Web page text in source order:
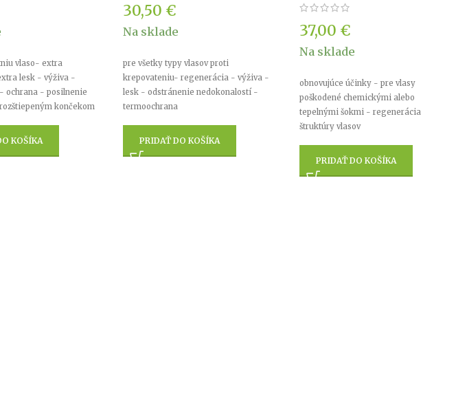
vlaso- extra
lesk - výživa -
ochrana - posilnenie
končekom
KOŠÍKA
30,50 €
Na sklade
pre všetky typy vlasov proti
krepovateniu- regenerácia - výživa -
lesk - odstránenie nedokonalostí -
termoochrana
PRIDAŤ DO KOŠÍKA
37,00 €
Na sklade
obnovujúce účinky - pre vlasy
poškodené chemickými alebo
tepelnými šokmi - regenerácia
štruktúry vlasov
PRIDAŤ DO KOŠÍKA